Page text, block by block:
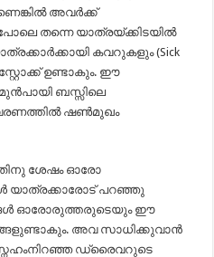
അവർക്ക്
തന്നെ യാത്രയ്ക്കിടയിൽ
കവറുകളും (Sick
ഉണ്ടാകും. ഈ
ബസ്സിലെ
ഷൺമുഖം
ശേഷം ഓരോ
യാത്രക്കാരോട് പറഞ്ഞു
ഓരോരുത്തരുടെയും ഈ
അവ സാധിക്കുവാൻ
സ്നേഹംനിറഞ്ഞ ഡ്രൈവറുടെ